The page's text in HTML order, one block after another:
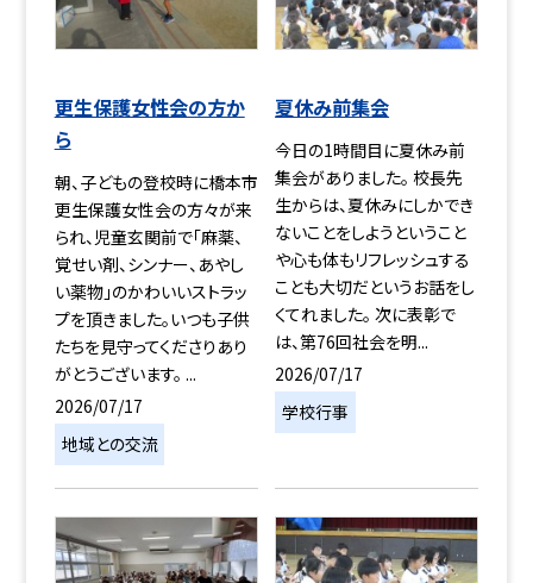
更生保護女性会の方か
ら
朝、子どもの登校時に橋本市
更生保護女性会の方々が来
られ、児童玄関前で「麻薬、
覚せい剤、シンナー、あやし
い薬物」のかわいいストラッ
プを頂きました。いつも子供
たちを見守ってくださりあり
がとうございます。 ...
2026/07/17
地域との交流
夏休み前集会
今日の1時間目に夏休み前
集会がありました。 校長先
生からは、夏休みにしかでき
ないことをしようということ
や心も体もリフレッシュする
ことも大切だというお話をし
くてれました。 次に表彰で
は、第76回社会を明...
2026/07/17
学校行事